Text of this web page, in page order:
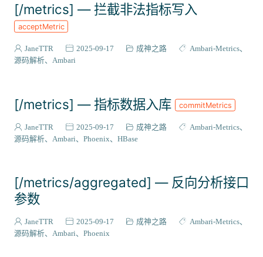
[/metrics] — 拦截非法指标写入
acceptMetric
JaneTTR 2025-09-17 成神之路
Ambari-Metrics
源码解析
Ambari
[/metrics] — 指标数据入库 commitMetrics
JaneTTR 2025-09-17 成神之路
Ambari-Metrics
源码解析
Ambari Phoenix HBase
[/metrics/aggregated] — 反向分析接口
参数
JaneTTR 2025-09-17 成神之路
Ambari-Metrics
源码解析
Ambari Phoenix